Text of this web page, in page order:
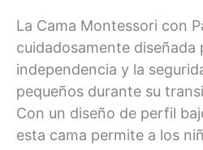
La Cama Montessori con
cuidadosamente diseñada
independencia y la
pequeños durante su
Con un diseño de perfil
esta cama permite a los